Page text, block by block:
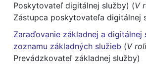
Poskytovateľ digitálnej služby) (V
Zástupca poskytovateľa digitálnej
Zaraďovanie základnej a digitálnej
zoznamu základných služieb (V roli
Prevádzkovateľ základnej služby)